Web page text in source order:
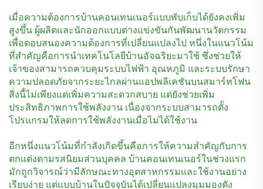
เมื่อความต้องการบ้านคอนเทนเนอร์แบบพับเก็บได้ยังคงเพิ่ม
สูงขึ้น ผู้ผลิตและนักออกแบบต่างแข่งขันกันพัฒนานวัตกรรม
เพื่อตอบสนองความต้องการที่เปลี่ยนแปลงไป หนึ่งในแนวโน้ม
ที่สำคัญคือการนำเทคโนโลยีบ้านอัจฉริยะมาใช้ ซึ่งช่วยให้
เจ้าของสามารถควบคุมระบบไฟฟ้า อุณหภูมิ และระบบรักษา
ความปลอดภัยจากระยะไกลผ่านแอปพลิเคชันบนสมาร์ทโฟน
สิ่งนี้ไม่เพียงแต่เพิ่มความสะดวกสบาย แต่ยังช่วยเพิ่ม
ประสิทธิภาพการใช้พลังงาน เนื่องจากระบบสามารถตั้ง
โปรแกรมให้ลดการใช้พลังงานเมื่อไม่ได้ใช้งาน
อีกหนึ่งแนวโน้มที่กำลังเกิดขึ้นคือการให้ความสำคัญกับการ
ตกแต่งตามรสนิยมส่วนบุคคล บ้านคอนเทนเนอร์ในช่วงแรก
มักถูกวิจารณ์ว่ามีลักษณะทางอุตสาหกรรมและใช้งานอย่าง
เรียบง่าย แต่แบบบ้านในปัจจุบันได้เปลี่ยนแปลงมุมมองดัง